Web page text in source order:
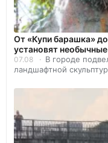
От «Купи барашка»
установят
07.08
В городе
ландшафтной